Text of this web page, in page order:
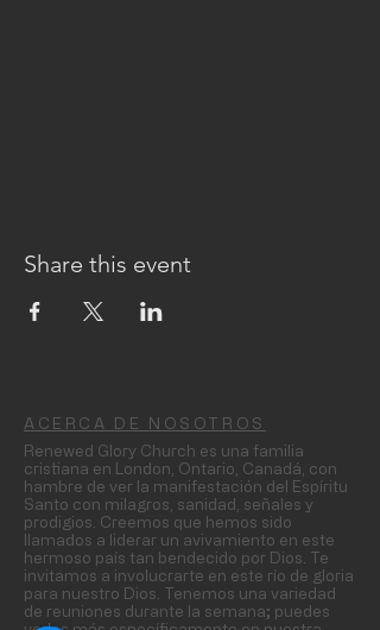
Share this event
ACERCA DE NOSOTROS
Renewed Glory Church es una familia
cristiana en London, Ontario, Canadá, con
hambre de ver la manifestación del Espíritu
Santo con milagros, sanidad, señales y
prodigios. Creemos que hemos sido
llamados a liderar un avivamiento en este
hermoso país tan bendecido por Dios. Te
invitamos a involucrarte en este río de gloria
para nuestro Dios. Tenemos una variedad
de reuniones durante la semana; puedes